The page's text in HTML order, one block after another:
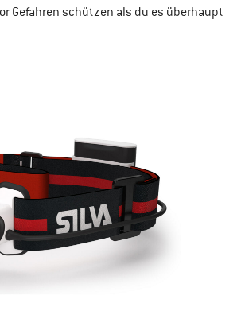
Gefahren schützen als du es überhaupt